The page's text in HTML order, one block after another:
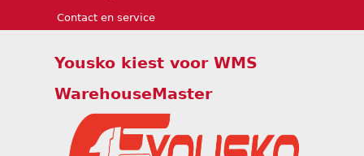
Contact en service
Yousko kiest voor WMS
WarehouseMaster